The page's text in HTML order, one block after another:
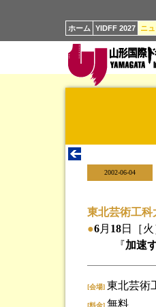
ホーム YIDFF 2027 ニ
2002-06-04
東北芸術工科
●6月 18日［
『加速
[会場] 東北芸術
[料金] 無料